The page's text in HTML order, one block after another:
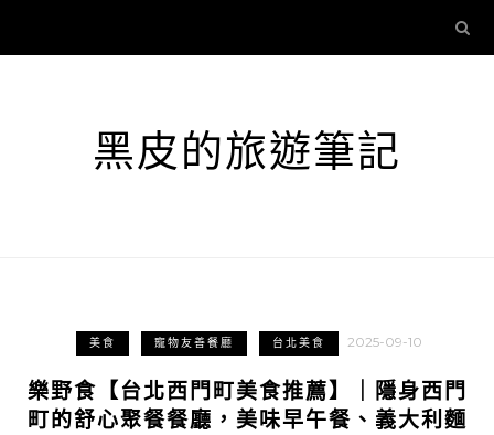
黑皮的旅遊筆記
美食 寵物友善餐廳 台北美食 2025-09-10
樂野食【台北西門町美食推薦】｜隱身西門
町的舒心聚餐餐廳，美味早午餐、義大利麵